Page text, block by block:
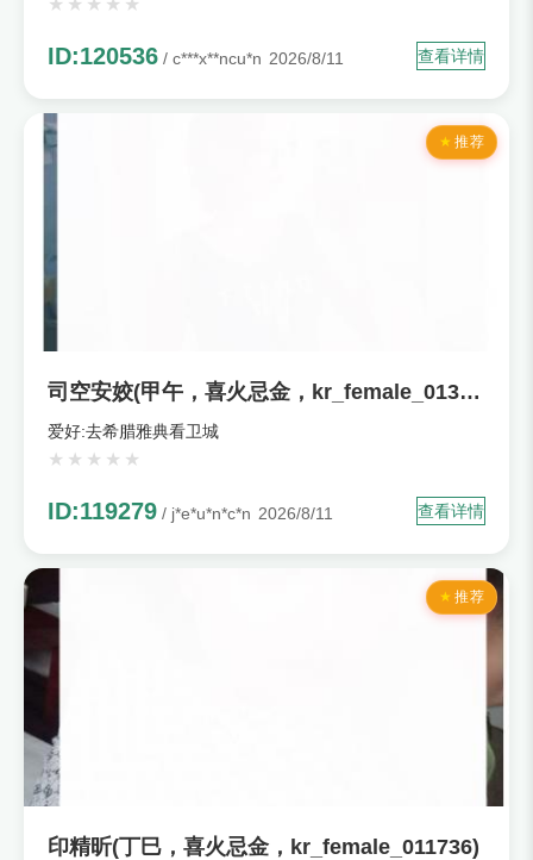
ID:120536 / c***x**ncu*n 2026/8/11 查看详情
推荐
司空安姣(甲午，喜火忌金，kr_female_013830)
爱好:去希腊雅典看卫城
ID:119279 / j*e*u*n*c*n 2026/8/11 查看详情
推荐
印精昕(丁巳，喜火忌金，kr_female_011736)